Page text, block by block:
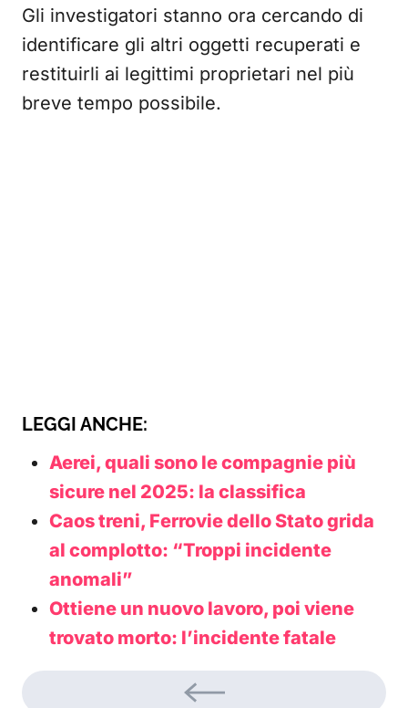
Gli investigatori stanno ora cercando di
identificare gli altri oggetti recuperati e
restituirli ai legittimi proprietari nel più
breve tempo possibile.
LEGGI ANCHE:
Aerei, quali sono le compagnie più
sicure nel 2025: la classifica
Caos treni, Ferrovie dello Stato grida
al complotto: “Troppi incidente
anomali”
Ottiene un nuovo lavoro, poi viene
trovato morto: l’incidente fatale